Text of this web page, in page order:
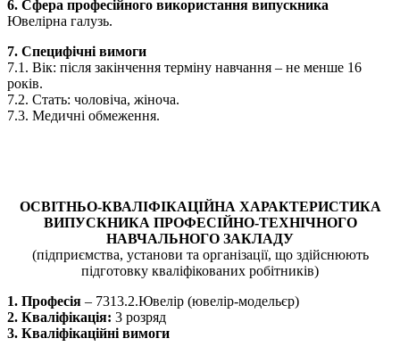
6. Сфера професійного використання випускника
Ювелірна галузь.
7. Специфічні вимоги
7.1. Вік: після закінчення терміну навчання – не менше 16
років.
7.2. Стать: чоловіча, жіноча.
7.3. Медичні обмеження.
ОСВІТНЬО-КВАЛІФІКАЦІЙНА ХАРАКТЕРИСТИКА
ВИПУСКНИКА ПРОФЕСІЙНО-ТЕХНІЧНОГО
НАВЧАЛЬНОГО ЗАКЛАДУ
(підприємства, установи та організації, що здійснюють
підготовку кваліфікованих робітників)
1. Професія – 7313.2.Ювелір (ювелір-модельєр)
2. Кваліфікація: 3 розряд
3. Кваліфікаційні вимоги